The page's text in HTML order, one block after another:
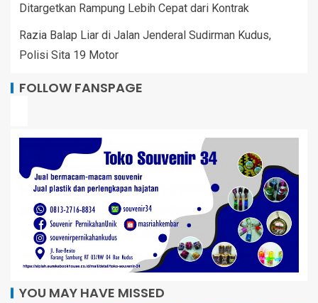
Ditargetkan Rampung Lebih Cepat dari Kontrak
Razia Balap Liar di Jalan Jenderal Sudirman Kudus,
Polisi Sita 19 Motor
FOLLOW FANSPAGE
YOU MAY HAVE MISSED